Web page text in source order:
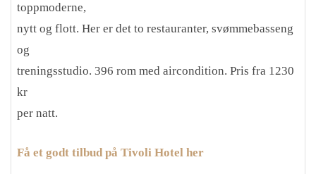
toppmoderne,
nytt og flott. Her er det to restauranter, svømmebasseng
og
treningsstudio. 396 rom med aircondition. Pris fra 1230
kr
per natt.
Få et godt tilbud på Tivoli Hotel her